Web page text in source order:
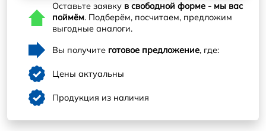
Оставьте заявку в свободной форме - мы вас
поймём. Подберём, посчитаем, предложим
выгодные аналоги.
Вы получите готовое предложение, где:
Цены актуальны
Продукция из наличия